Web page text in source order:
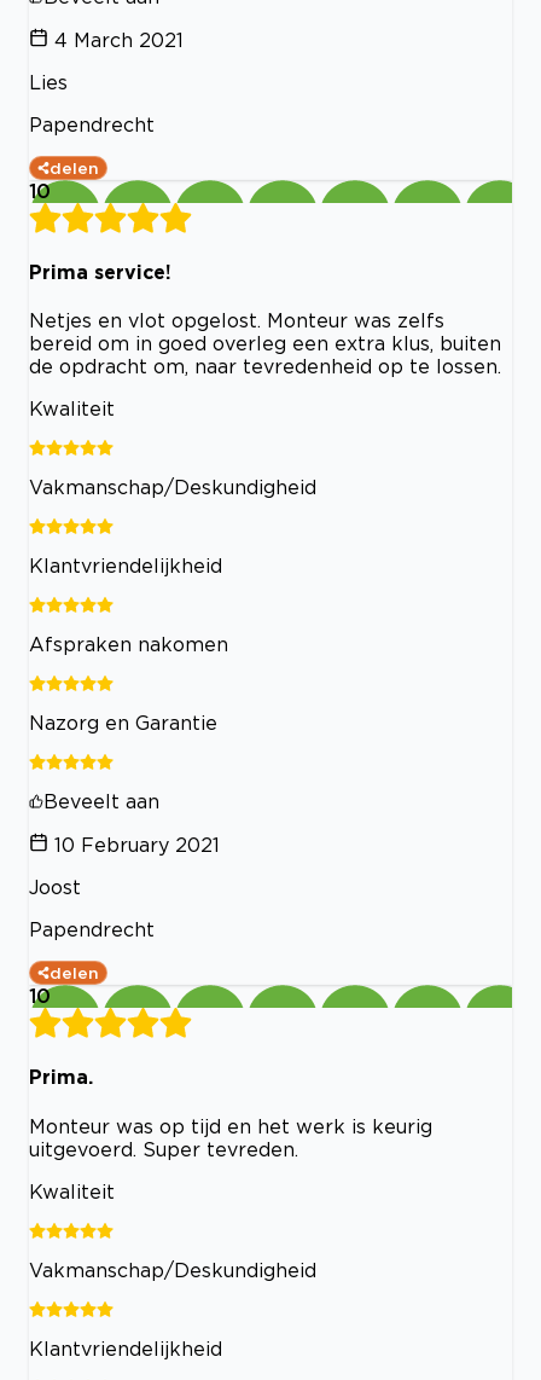
4 March 2021
Lies
Papendrecht
delen
10
Prima service!
Netjes en vlot opgelost. Monteur was zelfs
bereid om in goed overleg een extra klus, buiten
de opdracht om, naar tevredenheid op te lossen.
Kwaliteit
Vakmanschap/Deskundigheid
Klantvriendelijkheid
Afspraken nakomen
Nazorg en Garantie
Beveelt aan
10 February 2021
Joost
Papendrecht
delen
10
Prima.
Monteur was op tijd en het werk is keurig
uitgevoerd. Super tevreden.
Kwaliteit
Vakmanschap/Deskundigheid
Klantvriendelijkheid